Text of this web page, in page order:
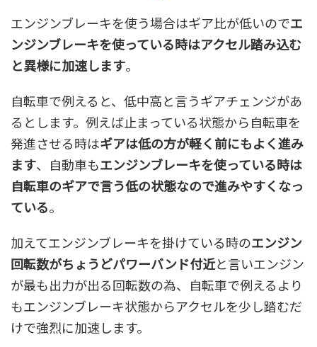
エンジンブレーキを使う場合はギア比が低いのでエ
ンジンブレーキを使っている時はアクセル踏み込む
と異様に加速します。
自転車で例えると、低中高と言うギアチェンジがあ
るとします。例えば止まっている状態から自転車を
発進させる時はギアは低の方が軽く前にもよく進み
ます、自動車もエンジンブレーキを使っている時は
自転車のギアで言う低の状態なので進みやすくなっ
ている。
加えてエンジンブレーキを掛けている時のエンジン
回転数がちょうどパワーバンド付近と言いエンジン
が最も出力が出る回転数の為、自転車で例えるより
もエンジンブレーキ状態からアクセルを少し踏むだ
けで強烈に加速します。